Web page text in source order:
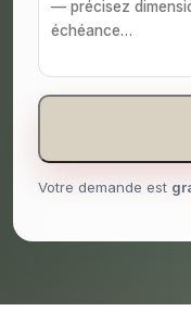
Votre demande est